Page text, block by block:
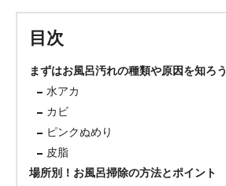
目次
まずはお風呂汚れの種類や原因を知ろう
水アカ
カビ
ピンクぬめり
皮脂
場所別！お風呂掃除の方法とポイント